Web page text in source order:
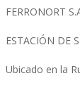
FERRONORT
ESTACIÓN DE
Ubicado en la